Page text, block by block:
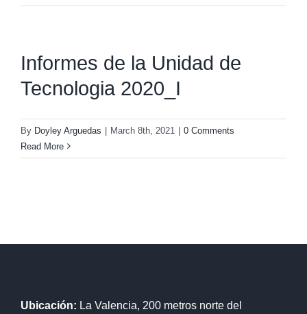
Informes de la Unidad de
Tecnologia 2020_I
By Doyley Arguedas March 8th, 2021
0 Comments
Read More
Ubicación: La Valencia, 200 metros norte del